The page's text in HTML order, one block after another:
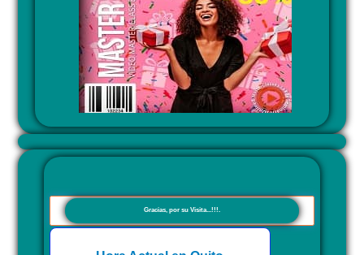
Gracias, por su Visita...!!!.